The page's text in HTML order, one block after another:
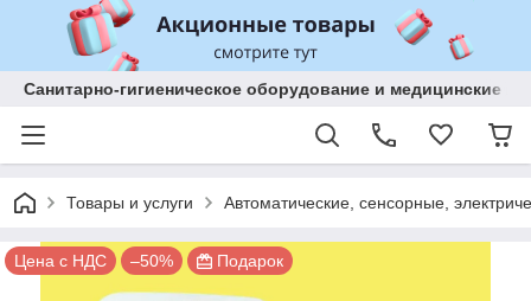
Санитарно-гигиеническое оборудование и медицинские
Товары и услуги Автоматические, сенсорные,
Цена с НДС –50% Подарок